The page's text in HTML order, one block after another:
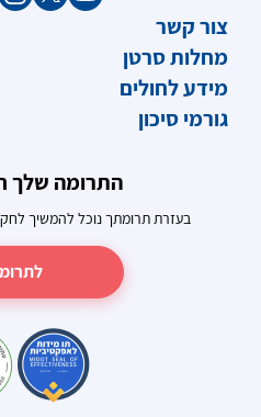
מחלות סרטן
מידע לחולים
גורמי סיכון
צור קשר
התרומה שלך
בעזרת תרומתך נוכל להמשיך